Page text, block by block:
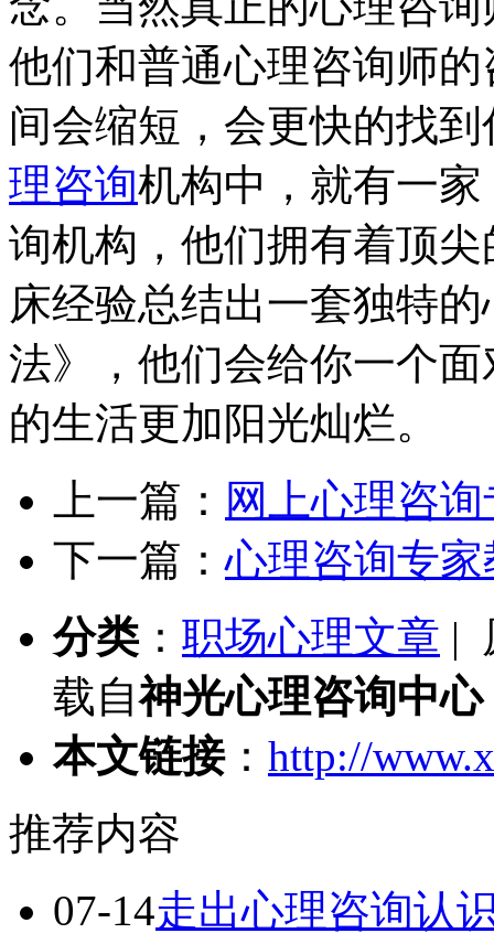
他们和普通心理咨询师
间会缩短，会更快的找
理咨询机构中，就有一
询机构，他们拥有着顶
床经验总结出一套独特
法》，他们会给你一个
的生活更加阳光灿烂。
上一篇： 网上心理咨
下一篇：心理咨询专
分类： 职场心理文章 |
载自神光心理咨询中心
本文链接： http://
推荐内容
07-14走出心理咨询认